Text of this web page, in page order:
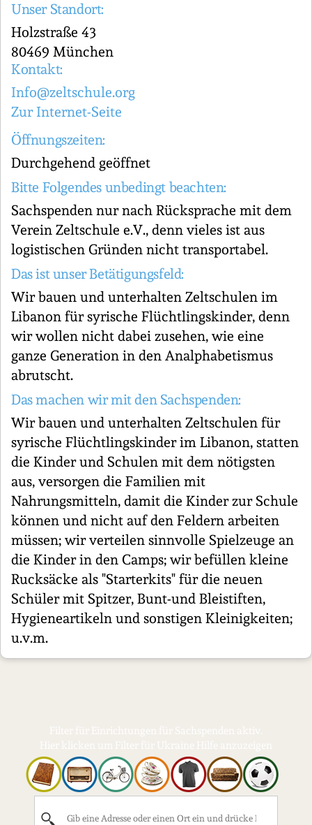
Unser Standort:
Holzstraße 43
80469 München
Kontakt:
Info@zeltschule.org
Zur Internet-Seite
Öffnungszeiten:
Durchgehend geöffnet
Bitte Folgendes unbedingt beachten:
Sachspenden nur nach Rücksprache mit dem
Verein Zeltschule e.V., denn vieles ist aus
logistischen Gründen nicht transportabel.
Das ist unser Betätigungsfeld:
Wir bauen und unterhalten Zeltschulen im
Libanon für syrische Flüchtlingskinder, denn
wir wollen nicht dabei zusehen, wie eine
ganze Generation in den Analphabetismus
abrutscht.
Das machen wir mit den Sachspenden:
Wir bauen und unterhalten Zeltschulen für
syrische Flüchtlingskinder im Libanon, statten
die Kinder und Schulen mit dem nötigsten
aus, versorgen die Familien mit
Nahrungsmitteln, damit die Kinder zur Schule
können und nicht auf den Feldern arbeiten
müssen; wir verteilen sinnvolle Spielzeuge an
die Kinder in den Camps; wir befüllen kleine
Rucksäcke als "Starterkits" für die neuen
Schüler mit Spitzer, Bunt-und Bleistiften,
Hygieneartikeln und sonstigen Kleinigkeiten;
u.v.m.